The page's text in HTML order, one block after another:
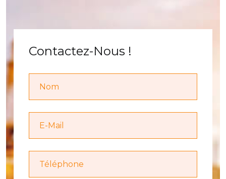
Contactez-Nous !